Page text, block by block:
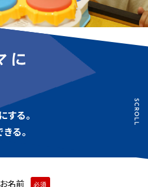
る。
る。
お名前 必須